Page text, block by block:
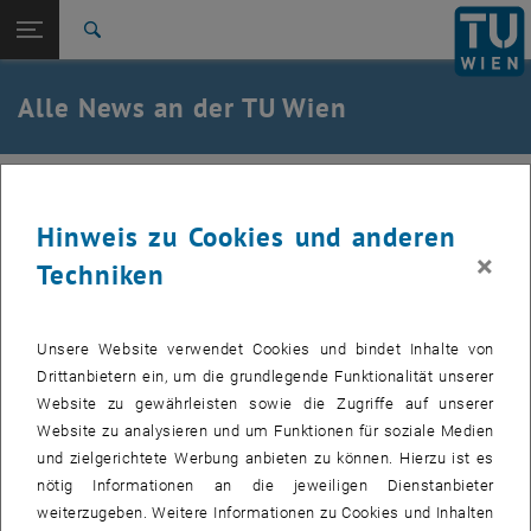
TU Login
Quicklinks
Quicklinks-Menü umschalten
Studium
Karriere
Übersicht
Alle News an der TU Wien
Stellenausschreibung -
Projektmanager*in (m/w/d) für KI-
Du liebst Innovationen und hast Lust, in einem Start-up zu
arbeiten? Dann bist du bei uns richtig. Werde Teil von uns
als Projektmanager*in (m/w/d) für KI-Optimierungssoftware
im Bereich industrielle Produktion.
Hinweis zu Cookies und anderen
Techniken
×
Unsere Website verwendet Cookies und bindet Inhalte von
Drittanbietern ein, um die grundlegende Funktionalität unserer
Website zu gewährleisten sowie die Zugriffe auf unserer
Website zu analysieren und um Funktionen für soziale Medien
und zielgerichtete Werbung anbieten zu können. Hierzu ist es
nötig Informationen an die jeweiligen Dienstanbieter
weiterzugeben. Weitere Informationen zu Cookies und Inhalten